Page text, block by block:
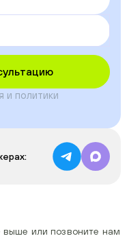
и политики
выше или позвоните нам